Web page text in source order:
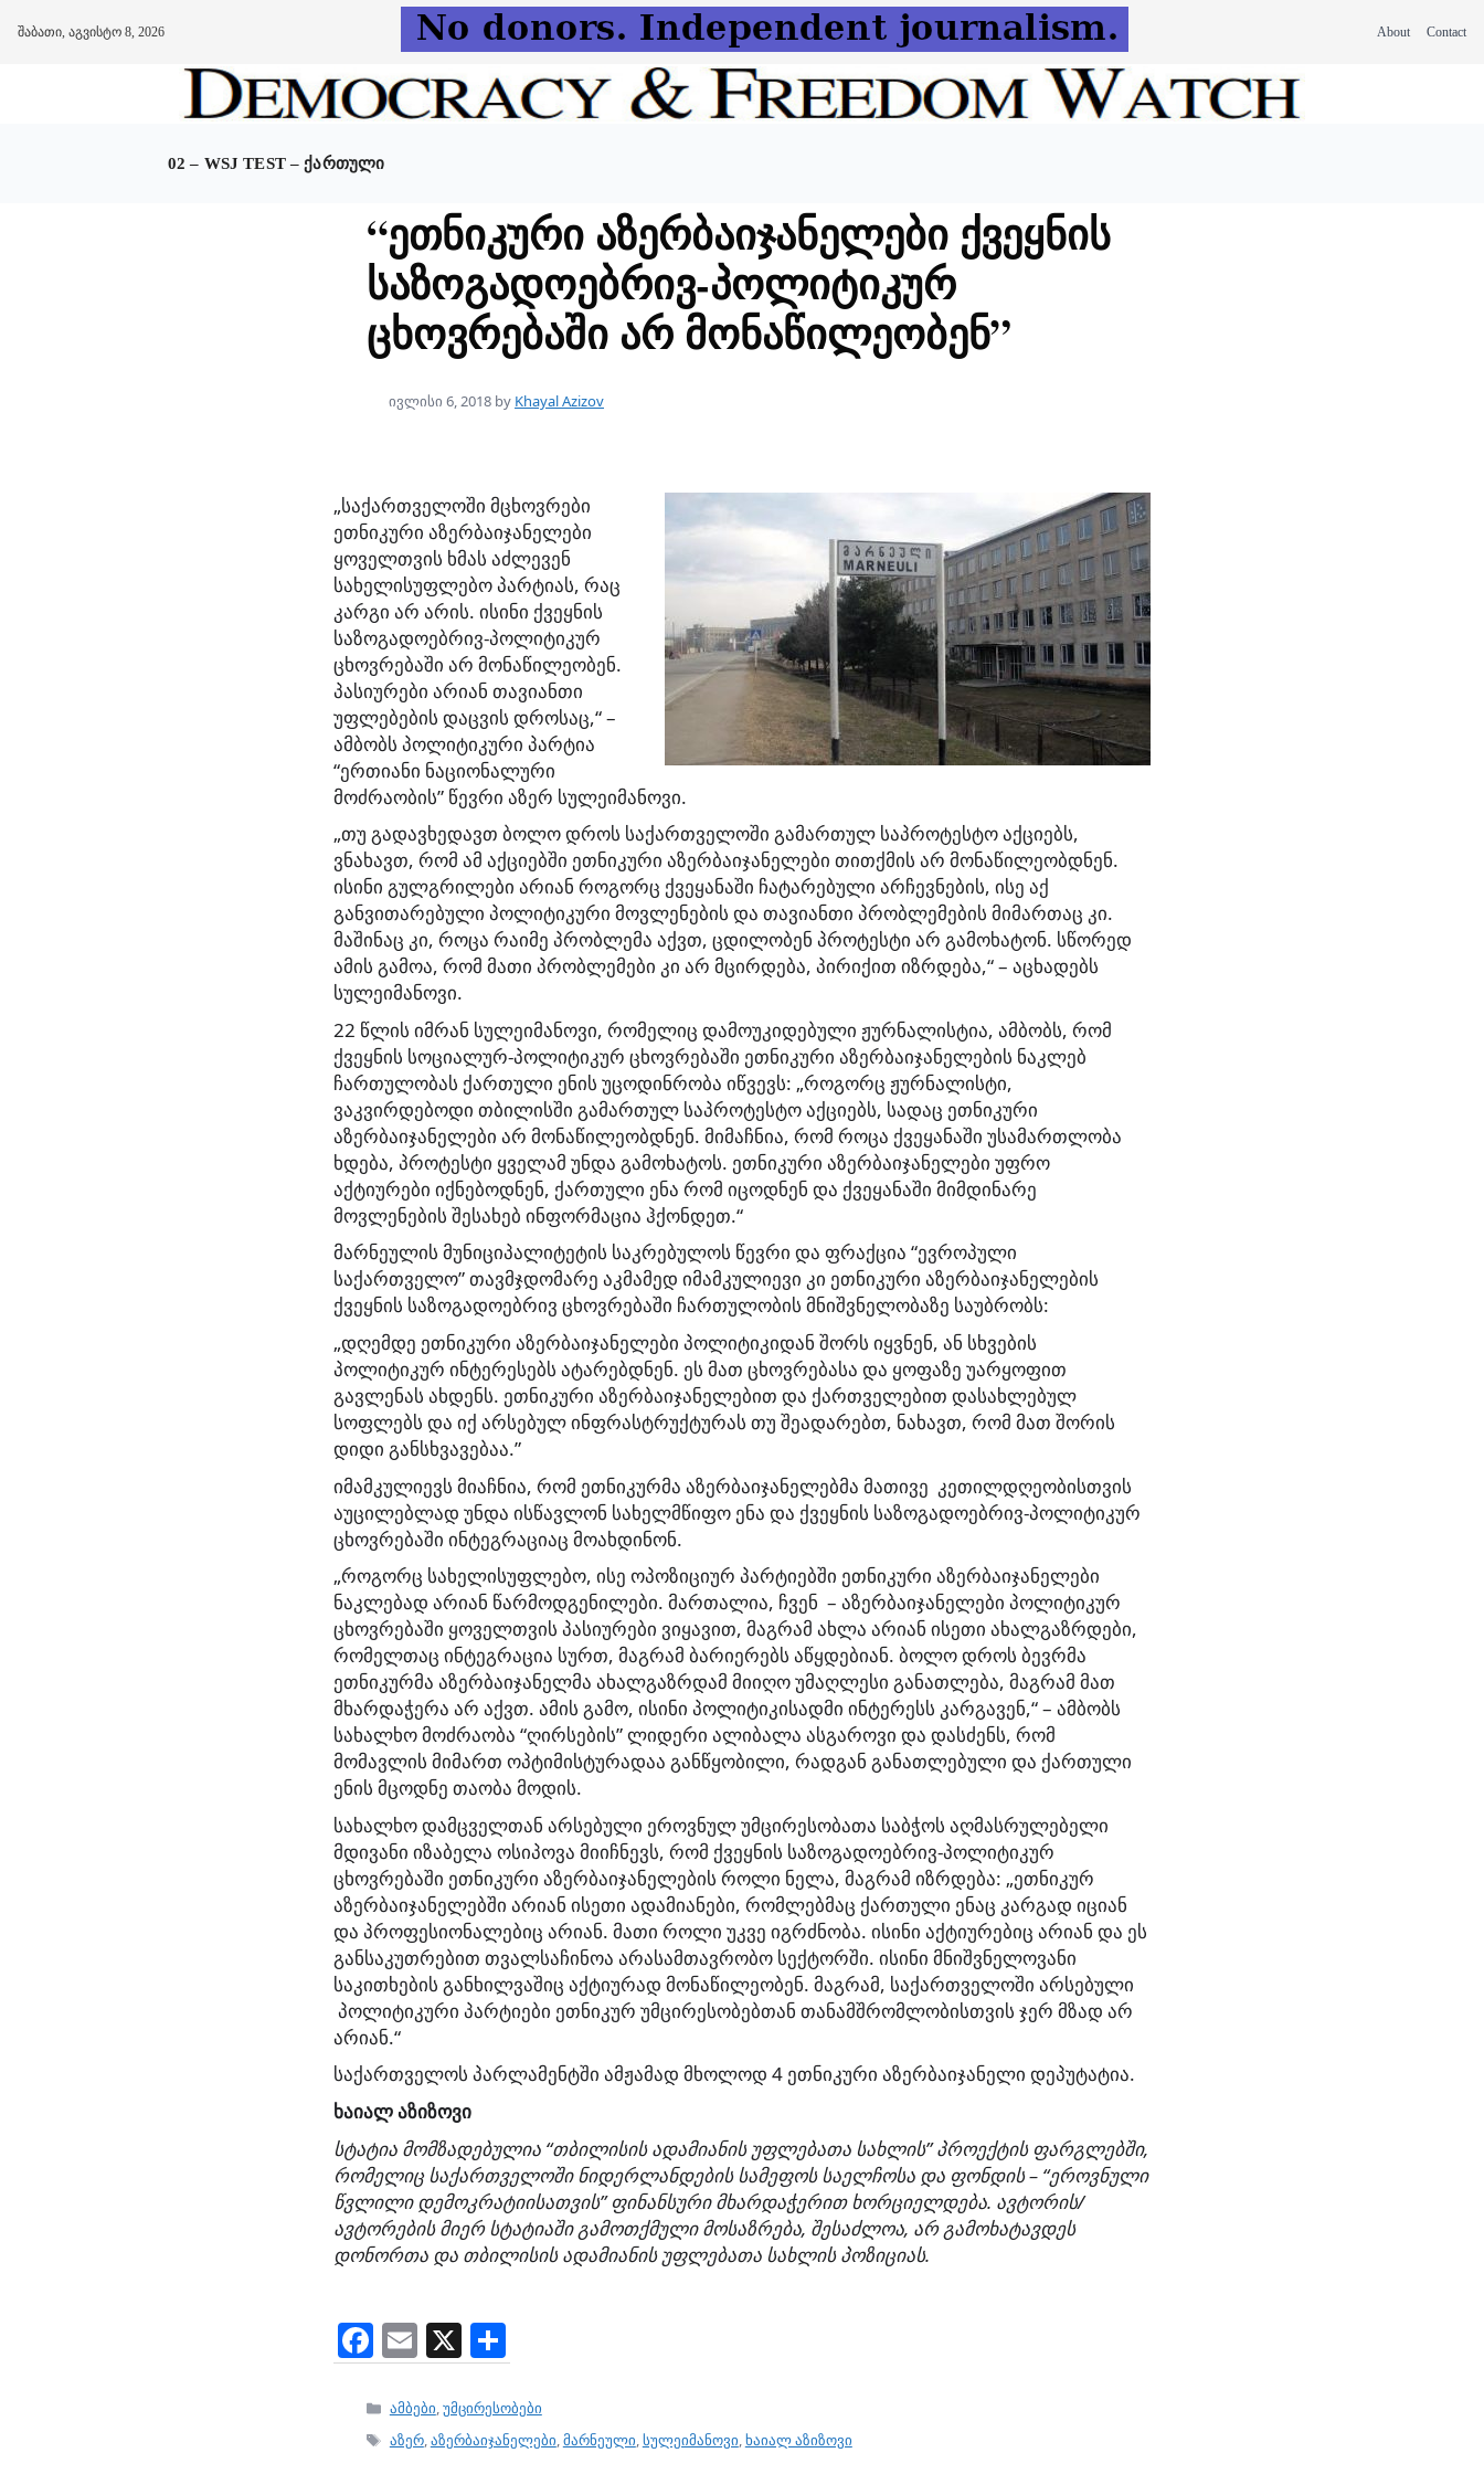
შაბათი, აგვისტო 8, 2026 About Contact
02 – WSJ TEST – ᲥᲐᲠᲗᲣᲚᲘ
“ეთნიკური აზერბაიჯანელები ქვეყნის
საზოგადოებრივ-პოლიტიკურ
ცხოვრებაში არ მონაწილეობენ”
ივლისი 6, 2018 by Khayal Azizov
„საქართველოში მცხოვრები
ეთნიკური აზერბაიჯანელები
ყოველთვის ხმას აძლევენ
სახელისუფლებო პარტიას, რაც
კარგი არ არის. ისინი ქვეყნის
საზოგადოებრივ-პოლიტიკურ
ცხოვრებაში არ მონაწილეობენ.
პასიურები არიან თავიანთი
უფლებების დაცვის დროსაც,“–
ამბობს პოლიტიკური პარტია
“ერთიანი ნაციონალური
მოძრაობის” წევრი აზერ სულეიმანოვი.
„თუ გადავხედავთ ბოლო დროს საქართველოში გამართულ საპროტესტო აქციებს,
ვნახავთ, რომ ამ აქციებში ეთნიკური აზერბაიჯანელები თითქმის არ მონაწილეობდნენ.
ისინი გულგრილები არიან როგორც ქვეყანაში ჩატარებული არჩევნების, ისე აქ
განვითარებული პოლიტიკური მოვლენების და თავიანთი პრობლემების მიმართაც კი.
მაშინაც კი, როცა რაიმე პრობლემა აქვთ, ცდილობენ პროტესტი არ გამოხატონ. სწორედ
ამის გამოა, რომ მათი პრობლემები კი არ მცირდება, პირიქით იზრდება,“ – აცხადებს
სულეიმანოვი.
22 წლის იმრან სულეიმანოვი, რომელიც დამოუკიდებული ჟურნალისტია, ამბობს, რომ
ქვეყნის სოციალურ-პოლიტიკურ ცხოვრებაში ეთნიკური აზერბაიჯანელების ნაკლებ
ჩართულობას ქართული ენის უცოდინრობა იწვევს: „როგორც ჟურნალისტი,
ვაკვირდებოდი თბილისში გამართულ საპროტესტო აქციებს, სადაც ეთნიკური
აზერბაიჯანელები არ მონაწილეობდნენ. მიმაჩნია, რომ როცა ქვეყანაში უსამართლობა
ხდება, პროტესტი ყველამ უნდა გამოხატოს. ეთნიკური აზერბაიჯანელები უფრო
აქტიურები იქნებოდნენ, ქართული ენა რომ იცოდნენ და ქვეყანაში მიმდინარე
მოვლენების შესახებ ინფორმაცია ჰქონდეთ.“
მარნეულის მუნიციპალიტეტის საკრებულოს წევრი და ფრაქცია “ევროპული
საქართველო” თავმჯდომარე აკმამედ იმამკულიევი კი ეთნიკური აზერბაიჯანელების
ქვეყნის საზოგადოებრივ ცხოვრებაში ჩართულობის მნიშვნელობაზე საუბრობს:
„დღემდე ეთნიკური აზერბაიჯანელები პოლიტიკიდან შორს იყვნენ, ან სხვების
პოლიტიკურ ინტერესებს ატარებდნენ. ეს მათ ცხოვრებასა და ყოფაზე უარყოფით
გავლენას ახდენს. ეთნიკური აზერბაიჯანელებით და ქართველებით დასახლებულ
სოფლებს და იქ არსებულ ინფრასტრუქტურას თუ შეადარებთ, ნახავთ, რომ მათ შორის
დიდი განსხვავებაა.”
იმამკულიევს მიაჩნია, რომ ეთნიკურმა აზერბაიჯანელებმა მათივე კეთილდღეობისთვის
აუცილებლად უნდა ისწავლონ სახელმწიფო ენა და ქვეყნის საზოგადოებრივ-პოლიტიკურ
ცხოვრებაში ინტეგრაციაც მოახდინონ.
„როგორც სახელისუფლებო, ისე ოპოზიციურ პარტიებში ეთნიკური აზერბაიჯანელები
ნაკლებად არიან წარმოდგენილები. მართალია, ჩვენ – აზერბაიჯანელები პოლიტიკურ
ცხოვრებაში ყოველთვის პასიურები ვიყავით, მაგრამ ახლა არიან ისეთი ახალგაზრდები,
რომელთაც ინტეგრაცია სურთ, მაგრამ ბარიერებს აწყდებიან. ბოლო დროს ბევრმა
ეთნიკურმა აზერბაიჯანელმა ახალგაზრდამ მიიღო უმაღლესი განათლება, მაგრამ მათ
მხარდაჭერა არ აქვთ. ამის გამო, ისინი პოლიტიკისადმი ინტერესს კარგავენ,“ – ამბობს
სახალხო მოძრაობა “ღირსების” ლიდერი ალიბალა ასგაროვი და დასძენს, რომ
მომავლის მიმართ ოპტიმისტურადაა განწყობილი, რადგან განათლებული და ქართული
ენის მცოდნე თაობა მოდის.
სახალხო დამცველთან არსებული ეროვნულ უმცირესობათა საბჭოს აღმასრულებელი
მდივანი იზაბელა ოსიპოვა მიიჩნევს, რომ ქვეყნის საზოგადოებრივ-პოლიტიკურ
ცხოვრებაში ეთნიკური აზერბაიჯანელების როლი ნელა, მაგრამ იზრდება: „ეთნიკურ
აზერბაიჯანელებში არიან ისეთი ადამიანები, რომლებმაც ქართული ენაც კარგად იციან
და პროფესიონალებიც არიან. მათი როლი უკვე იგრძნობა. ისინი აქტიურებიც არიან და ეს
განსაკუთრებით თვალსაჩინოა არასამთავრობო სექტორში. ისინი მნიშვნელოვანი
საკითხების განხილვაშიც აქტიურად მონაწილეობენ. მაგრამ, საქართველოში არსებული
პოლიტიკური პარტიები ეთნიკურ უმცირესობებთან თანამშრომლობისთვის ჯერ მზად არ
არიან.“
საქართველოს პარლამენტში ამჟამად მხოლოდ 4 ეთნიკური აზერბაიჯანელი დეპუტატია.
ხაიალაზიზოვი
სტატია მომზადებულია “თბილისის ადამიანის უფლებათა სახლის”პროექტის ფარგლებში,
რომელიც საქართველოში ნიდერლანდების სამეფოს საელჩოსა და ფონდის– “ეროვნული
წვლილი დემოკრატიისათვის”ფინანსური მხარდაჭერით ხორციელდება. ავტორის/
ავტორების მიერ სტატიაში გამოთქმული მოსაზრება, შესაძლოა, არ გამოხატავდეს
დონორთა და თბილისის ადამიანის უფლებათა სახლის პოზიციას.
F
a
c
e
E
m
ai
l
X
h
ar
e
Categories
ამბები,უმცირესობები
Tags
აზერ,აზერბაიჯანელები,მარნეული,სულეიმანოვი,ხაიალ აზიზოვი